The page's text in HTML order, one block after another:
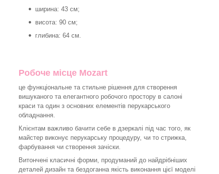
ширина: 43 см;
висота: 90 см;
глибина: 64 см.
Робоче місце Mozart
це функціональне та стильне рішення для створення
вишуканого та елегантного робочого простору в салоні
краси та один з основних елементів перукарського
обладнання.
Клієнтам важливо бачити себе в дзеркалі під час того, як
майстер виконує перукарську процедуру, чи то стрижка,
фарбування чи створення зачіски.
Витончені класичні форми, продуманий до найдрібніших
деталей дизайн та бездоганна якість виконання цієї моделі